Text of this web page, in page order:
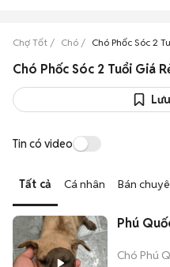
Chợ Tốt Chó Chó Phốc Sóc 2
Tin có video
Tất cả Cá nhân Bán
Phú
Chó Phú